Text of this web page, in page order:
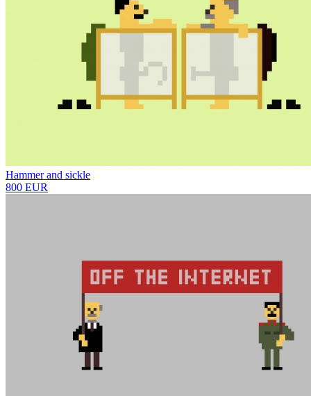
Hammer and sickle
800 EUR